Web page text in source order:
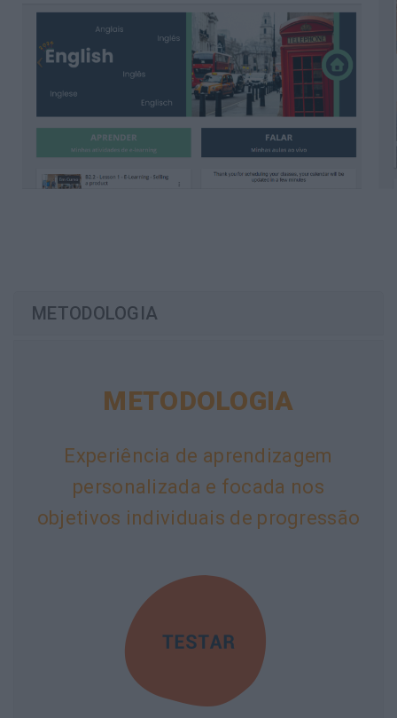
METODOLOGIA
METODOLOGIA
Experiência de aprendizagem
personalizada e focada nos
objetivos individuais de progressão